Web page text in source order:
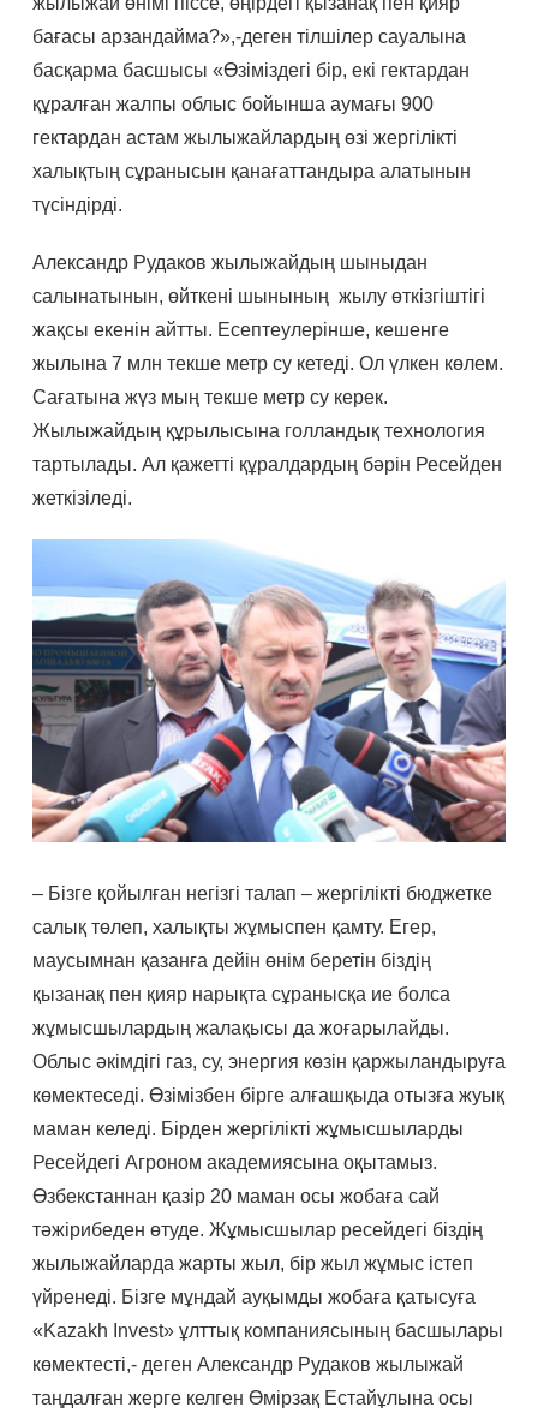
бағасы арзандайма?»,-деген тілшілер сауалына
басқарма басшысы «Өзіміздегі бір, екі гектардан
құралған жалпы облыс бойынша аумағы 900
гектардан астам жылыжайлардың өзі жергілікті
халықтың сұранысын қанағаттандыра алатынын
түсіндірді.
Александр Рудаков жылыжайдың шыныдан
салынатынын, өйткені шынының жылу өткізгіштігі
жақсы екенін айтты. Есептеулерінше, кешенге
жылына 7 млн текше метр су кетеді. Ол үлкен көлем.
Сағатына жүз мың текше метр су керек.
Жылыжайдың құрылысына голландық технология
тартылады. Ал қажетті құралдардың бәрін Ресейден
жеткізіледі.
– Бізге қойылған негізгі талап – жергілікті бюджетке
салық төлеп, халықты жұмыспен қамту. Егер,
маусымнан қазанға дейін өнім беретін біздің
қызанақ пен қияр нарықта сұранысқа ие болса
жұмысшылардың жалақысы да жоғарылайды.
Облыс әкімдігі газ, су, энергия көзін қаржыландыруға
көмектеседі. Өзімізбен бірге алғашқыда отызға жуық
маман келеді. Бірден жергілікті жұмысшыларды
Ресейдегі Агроном академиясына оқытамыз.
Өзбекстаннан қазір 20 маман осы жобаға сай
тәжірибеден өтуде. Жұмысшылар ресейдегі біздің
жылыжайларда жарты жыл, бір жыл жұмыс істеп
үйренеді. Бізге мұндай ауқымды жобаға қатысуға
«Kazakh Іnvest» ұлттық компаниясының басшылары
көмектесті,- деген Александр Рудаков жылыжай
таңдалған жерге келген Өмірзақ Естайұлына осы